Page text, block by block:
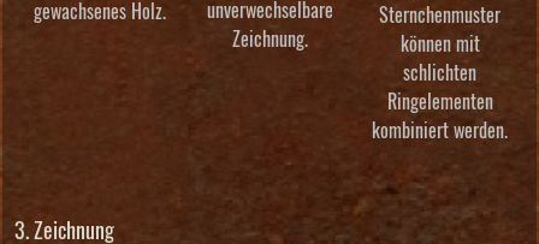
gewachsenes Holz.
unverwechselbare
Zeichnung.
Sternchenmuster
können mit
schlichten
Ringelementen
kombiniert werden.
3. Zeichnung